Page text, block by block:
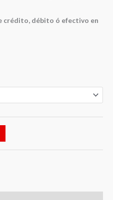
crédito, débito ó efectivo en